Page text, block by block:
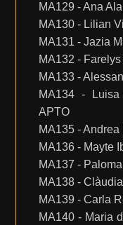
MA129 - Ana
MA130 - Lilian
MA131 - Jazia
MA132 -
MA133 -
MA134 -
APTO
MA135 -
MA136 - Mayte
MA137 -
MA138 -
MA139 - Carla
MA140 - Maria